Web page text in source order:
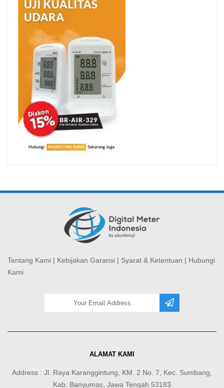
Tentang Kami | Kebijakan Garansi | Syarat & Ketentuan | Hubungi
Kami
ALAMAT KAMI
Address : Jl. Raya Karanggintung, KM. 2 No. 7, Kec. Sumbang,
Kab. Banyumas, Jawa Tengah 53183